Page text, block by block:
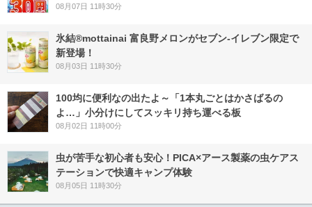
08月07日 11時30分
氷結®mottainai 富良野メロンがセブン‐イレブン限定で
新登場！
08月03日 11時30分
100均に便利なの出たよ～「1本丸ごとはかさばるの
よ…」小分けにしてスッキリ持ち運べる板
08月02日 11時00分
虫が苦手な初心者も安心！PICA×アース製薬の虫ケアス
テーションで快適キャンプ体験
08月05日 11時30分